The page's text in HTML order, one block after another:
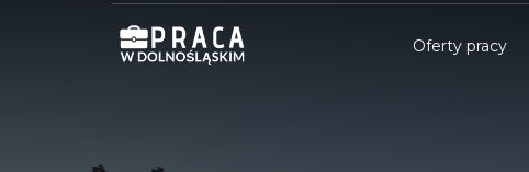
Oferty pracy